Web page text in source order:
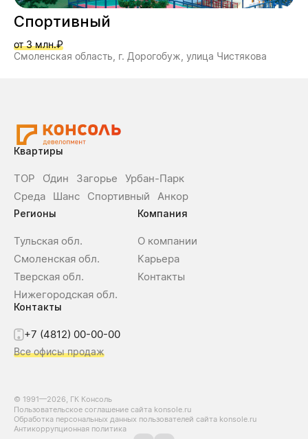
Спортивный
от 3 млн.₽
Смоленская область, г. Дорогобуж, улица Чистякова
Квартиры
ТОР О́дин Загорье
Урбан-Парк
Среда
Шанс Спортивный Анкор
Регионы
Тульская обл.
Смоленская обл.
Тверская обл.
Нижегородская обл.
Компания
О компании
Карьера
Контакты
Контакты
+7 (4812) 00-00-00
Все офисы продаж
© 1991—2026, ГК Консоль
Пользовательское соглашение сайта konsole.ru
Обработка персональных данных пользователей сайта konsole.ru
Антикоррупционная политика